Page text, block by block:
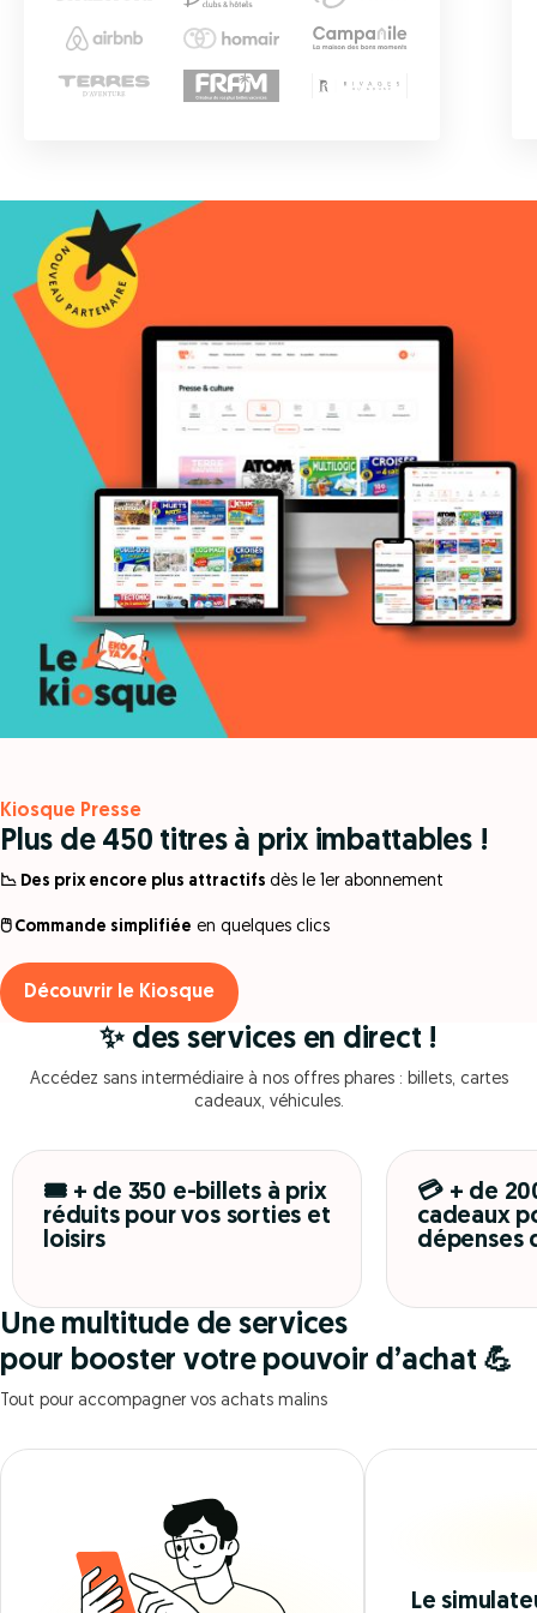
Kiosque Presse
Plus de 450 titres à prix imbattables !
📉 Des prix encore plus attractifs dès le 1er abonnement
🖱️ Commande simplifiée en quelques clics
Découvrir le Kiosque
✨ des services en direct !
Accédez sans intermédiaire à nos offres phares : billets, cartes
cadeaux, véhicules.
🎟️ + de 350 e-billets à prix
réduits pour vos sorties et
loisirs
💳 + de
cadeaux
dépenses
Une multitude de services
pour booster votre pouvoir d’achat 💪
Tout pour accompagner vos achats malins
Le